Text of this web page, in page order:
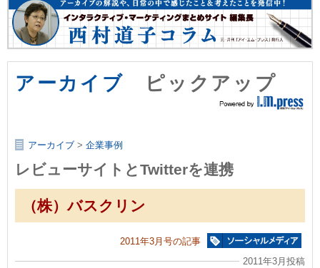
アーカイブ ピックアップ
アーカイブ > 企業事例
レビューサイトとTwitterを連携
（株）バスクリン
2011年3月号の記事
2011年3月投稿